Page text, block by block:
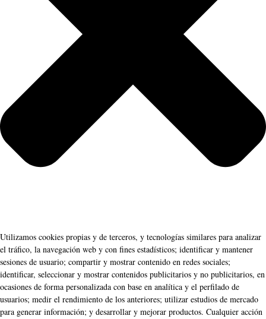
Utilizamos cookies propias y de terceros, y tecnologías similares para analizar
el tráfico, la navegación web y con fines estadísticos; identificar y mantener
sesiones de usuario; compartir y mostrar contenido en redes sociales;
identificar, seleccionar y mostrar contenidos publicitarios y no publicitarios, en
ocasiones de forma personalizada con base en analítica y el perfilado de
usuarios; medir el rendimiento de los anteriores; utilizar estudios de mercado
para generar información; y desarrollar y mejorar productos. Cualquier acción